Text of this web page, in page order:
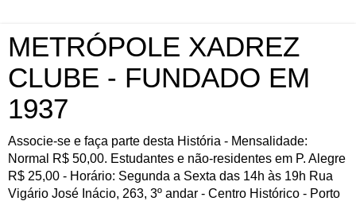
METRÓPOLE XADREZ
CLUBE - FUNDADO EM
1937
Associe-se e faça parte desta História - Mensalidade:
Normal R$ 50,00. Estudantes e não-residentes em P. Alegre
R$ 25,00 - Horário: Segunda a Sexta das 14h às 19h Rua
Vigário José Inácio, 263, 3º andar - Centro Histórico - Porto